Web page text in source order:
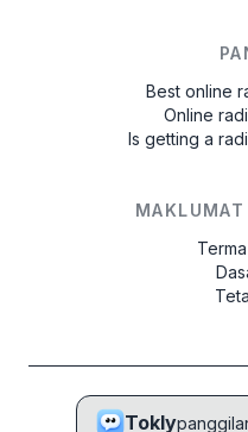
Best online
Online
Is getting a
MAKLUMAT
Tokly